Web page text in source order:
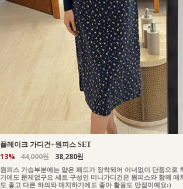
플레이크 가디건+원피스 SET
13% 44,000원 38,280원
원피스 가슴부분에는 얇은 패드가 장착되어 이너없이 단품으로
기에도 문제없구요 세트 구성인 미니가디건은 원피스와 함께 매
도 좋고 다른 하의와 매치하기에도 좋아 활용도 만점이예요:)